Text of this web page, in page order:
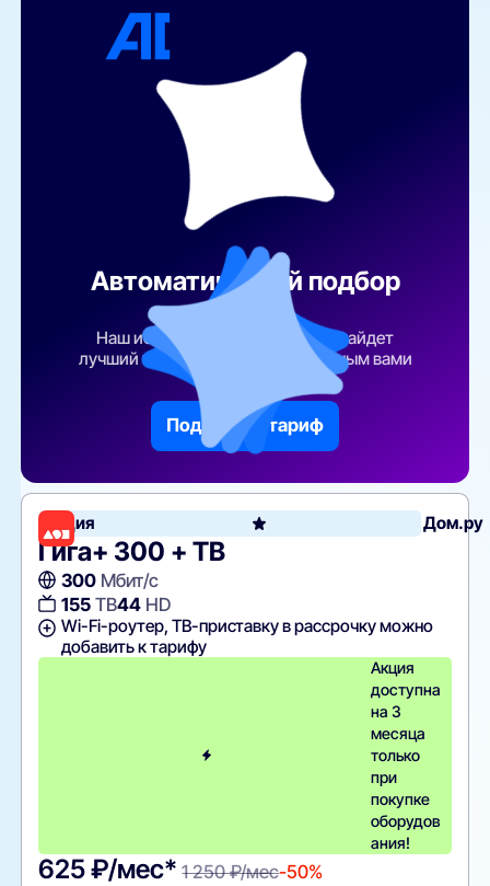
Автоматический подбор
тарифа
Наш искусственный интеллект найдет
лучший тарифный план по указанным вами
Подобрать тариф
Акция Дом.ру
Гига+ 300 + ТВ
300Мбит/с
155ТВ44HD
Wi-Fi-роутер, ТВ-приставку в рассрочку можно
добавить к тарифу
Акция
доступна
на 3
месяца
только
при
покупке
оборудов
ания!
625 ₽/мес* 1 250 ₽/мес-50%